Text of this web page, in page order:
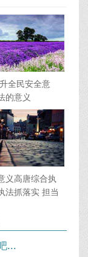
全民安全意
的意义
义高唐综合执
法抓落实 担当
...